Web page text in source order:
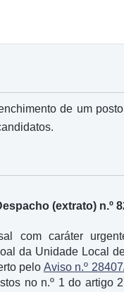
de um
(extrato) n.º
com caráter
da Unidade Local
pelo Aviso n.º
no n.º 1 do artigo